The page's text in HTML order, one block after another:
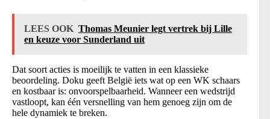
LEES OOK Thomas Meunier legt vertrek bij Lille
en keuze voor Sunderland uit
Dat soort acties is moeilijk te vatten in een klassieke
beoordeling. Doku geeft België iets wat op een WK schaars
en kostbaar is: onvoorspelbaarheid. Wanneer een wedstrijd
vastloopt, kan één versnelling van hem genoeg zijn om de
hele dynamiek te breken.